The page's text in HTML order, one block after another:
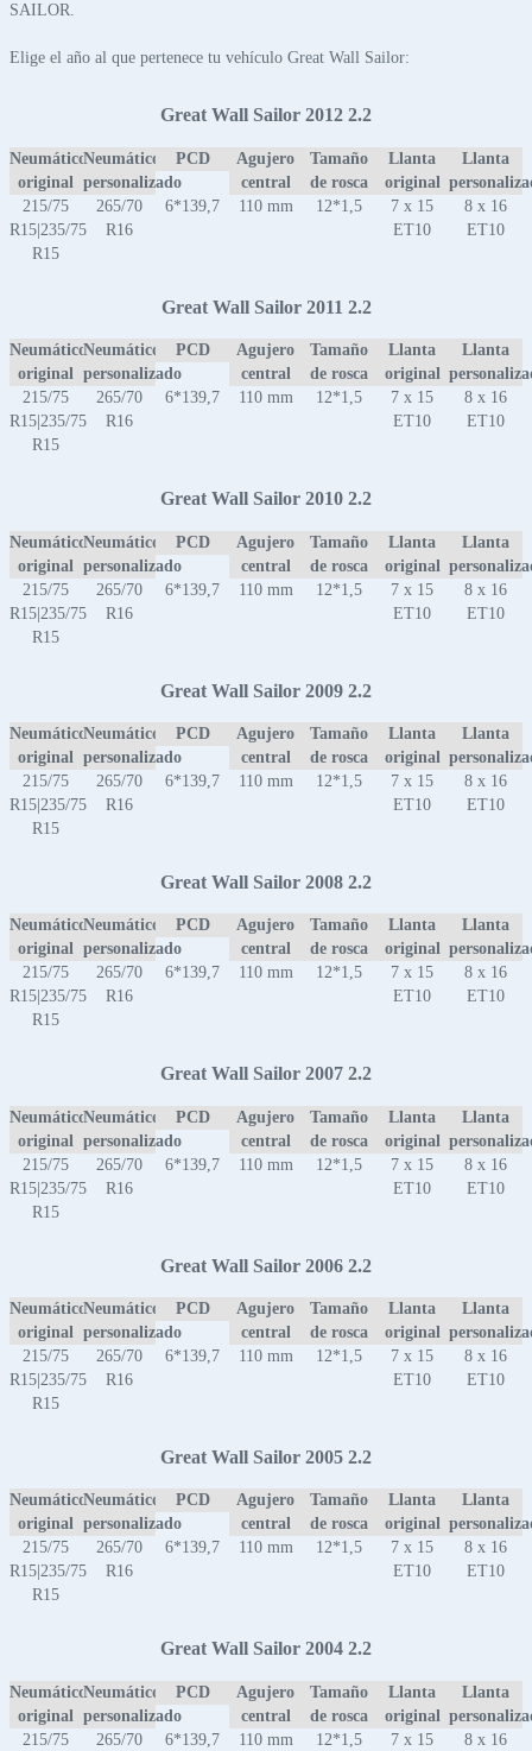
SAILOR.
Elige el año al que pertenece tu vehículo Great Wall Sailor:
Great Wall Sailor 2012 2.2
Neumático
original
Neumático
personalizado
PCD
Agujero
central
Tamaño
de rosca
Llanta
original
Llanta
215/75
R15|235/75
R15
265/70
R16
6*139,7 110 mm 12*1,5
7 x 15
ET10
8 x 16
ET10
Great Wall Sailor 2011 2.2
Neumático
original
Neumático
personalizado
PCD
Agujero
central
Tamaño
de rosca
Llanta
original
Llanta
215/75
R15|235/75
R15
265/70
R16
6*139,7 110 mm 12*1,5
7 x 15
ET10
8 x 16
ET10
Great Wall Sailor 2010 2.2
Neumático
original
Neumático
personalizado
PCD
Agujero
central
Tamaño
de rosca
Llanta
original
Llanta
215/75
R15|235/75
R15
265/70
R16
6*139,7 110 mm 12*1,5
7 x 15
ET10
8 x 16
ET10
Great Wall Sailor 2009 2.2
Neumático
original
Neumático
personalizado
PCD
Agujero
central
Tamaño
de rosca
Llanta
original
Llanta
215/75
R15|235/75
R15
265/70
R16
6*139,7 110 mm 12*1,5
7 x 15
ET10
8 x 16
ET10
Great Wall Sailor 2008 2.2
Neumático
original
Neumático
personalizado
PCD
Agujero
central
Tamaño
de rosca
Llanta
original
Llanta
215/75
R15|235/75
R15
265/70
R16
6*139,7 110 mm 12*1,5
7 x 15
ET10
8 x 16
ET10
Great Wall Sailor 2007 2.2
Neumático
original
Neumático
personalizado
PCD
Agujero
central
Tamaño
de rosca
Llanta
original
Llanta
215/75
R15|235/75
R15
265/70
R16
6*139,7 110 mm 12*1,5
7 x 15
ET10
8 x 16
ET10
Great Wall Sailor 2006 2.2
Neumático
original
Neumático
personalizado
PCD
Agujero
central
Tamaño
de rosca
Llanta
original
Llanta
215/75
R15|235/75
R15
265/70
R16
6*139,7 110 mm 12*1,5
7 x 15
ET10
8 x 16
ET10
Great Wall Sailor 2005 2.2
Neumático
original
Neumático
personalizado
PCD
Agujero
central
Tamaño
de rosca
Llanta
original
Llanta
215/75
R15|235/75
R15
265/70
R16
6*139,7 110 mm 12*1,5
7 x 15
ET10
8 x 16
ET10
Great Wall Sailor 2004 2.2
Neumático
original
Neumático
personalizado
PCD
Agujero
central
Tamaño
de rosca
Llanta
original
Llanta
215/75
265/70 6*139,7 110 mm 12*1,5 7 x 15 8 x 16